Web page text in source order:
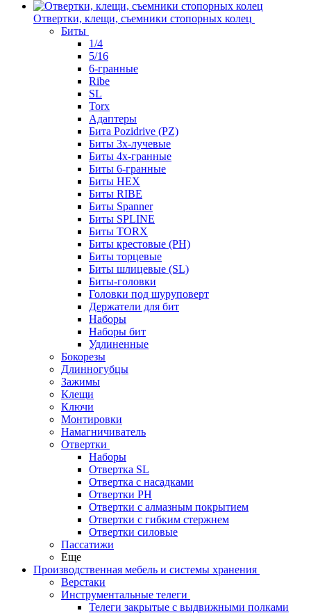
Отвертки, клещи, съемники стопорных колец
Биты
1/4
5/16
6-гранные
Ribe
SL
Torx
Адаптеры
Бита Pozidrive (PZ)
Биты 3х-лучевые
Биты 4х-гранные
Биты 6-гранные
Биты HEX
Биты RIBE
Биты Spanner
Биты SPLINE
Биты TORX
Биты крестовые (PH)
Биты торцевые
Биты шлицевые (SL)
Биты-головки
Головки под шуруповерт
Держатели для бит
Наборы
Наборы бит
Удлиненные
Бокорезы
Длинногубцы
Зажимы
Клещи
Ключи
Монтировки
Намагничиватель
Отвертки
Наборы
Отвертка SL
Отвертка с насадками
Отвертки PH
Отвертки с алмазным покрытием
Отвертки с гибким стержнем
Отвертки силовые
Пассатижи
Еще
Производственная мебель и системы хранения
Верстаки
Инструментальные телеги
Телеги закрытые с выдвижными полками